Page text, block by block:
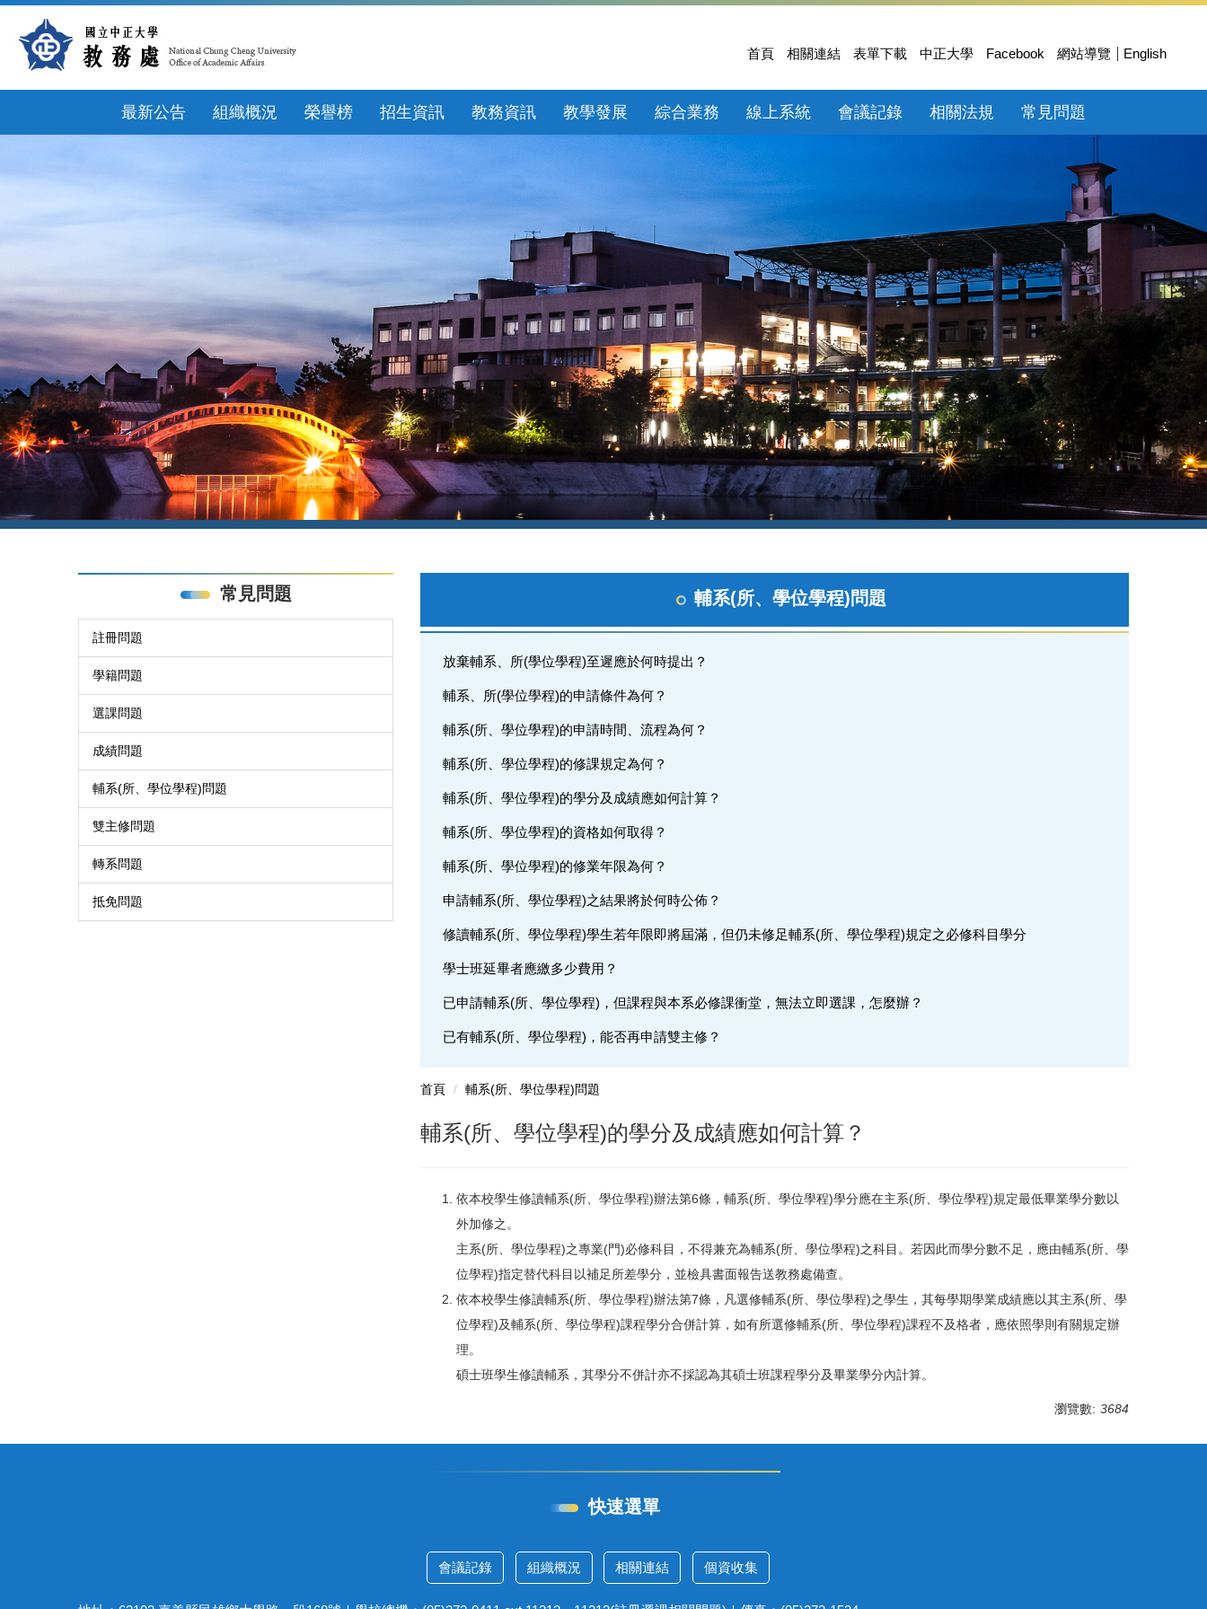
內
首頁 相關連結 表單下載 中正大學 Facebook 網站導覽 English
最新公告 組織概況 榮譽榜 招生資訊 教務資訊 教學發展 綜合業務 線上系統 會議記錄 相關法規 常見問題
常見問題
註冊問題
學籍問題
選課問題
成績問題
輔系(所、學位學程)問題
雙主修問題
轉系問題
抵免問題
輔系(所、學位學程)問題
放棄輔系、所(學位學程)至遲應於何時提出？
輔系、所(學位學程)的申請條件為何？
輔系(所、學位學程)的申請時間、流程為何？
輔系(所、學位學程)的修課規定為何？
輔系(所、學位學程)的學分及成績應如何計算？
輔系(所、學位學程)的資格如何取得？
輔系(所、學位學程)的修業年限為何？
申請輔系(所、學位學程)之結果將於何時公佈？
修讀輔系(所、學位學程)學生若年限即將屆滿，但仍未修足輔系(所、學位學程)規定之必修科目學分
學士班延畢者應繳多少費用？
已申請輔系(所、學位學程)，但課程與本系必修課衝堂，無法立即選課，怎麼辦？
已有輔系(所、學位學程)，能否再申請雙主修？
首頁 輔系(所、學位學程)問題
輔系(所、學位學程)的學分及成績應如何計算？
依本校學生修讀輔系(所、學位學程)辦法第6條，輔系(所、學位學程)學分應在主系(所、學位學程)規定最低畢業學分數以
外加修之。
主系(所、學位學程)之專業(門)必修科目，不得兼充為輔系(所、學位學程)之科目。若因此而學分數不足，應由輔系(所、學
位學程)指定替代科目以補足所差學分，並檢具書面報告送教務處備查。
依本校學生修讀輔系(所、學位學程)辦法第7條，凡選修輔系(所、學位學程)之學生，其每學期學業成績應以其主系(所、學
位學程)及輔系(所、學位學程)課程學分合併計算，如有所選修輔系(所、學位學程)課程不及格者，應依照學則有關規定辦
理。
碩士班學生修讀輔系，其學分不併計亦不採認為其碩士班課程學分及畢業學分內計算。
瀏覽數: 3684
快速選單
會議記錄 組織概況 相關連結 個資收集